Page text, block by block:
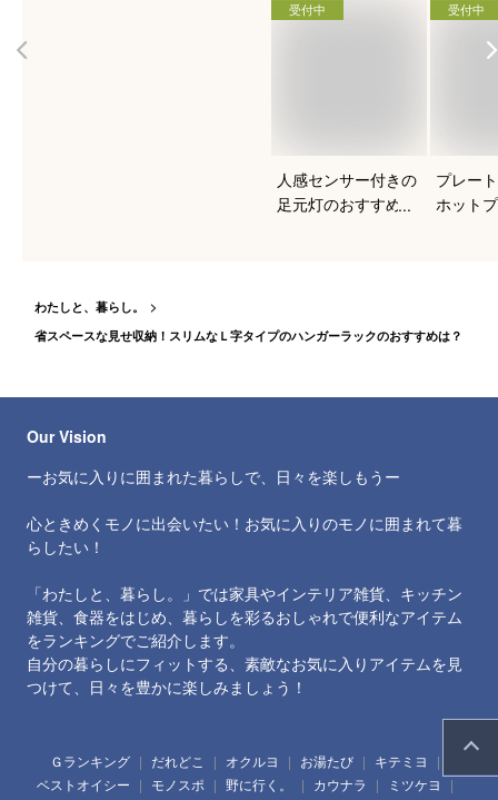
受付中
人感センサー付きの
足元灯のおすすめを
受付中
プレー
ホット
わたしと、暮らし。
省スペースな見せ収納！スリムなＬ字タイプのハンガーラックのおすすめは？
Our Vision
ーお気に入りに囲まれた暮らしで、日々を楽しもうー
心ときめくモノに出会いたい！お気に入りのモノに囲まれて暮
らしたい！
「わたしと、暮らし。」では家具やインテリア雑貨、キッチン
雑貨、食器をはじめ、暮らしを彩るおしゃれで便利なアイテム
をランキングでご紹介します。
自分の暮らしにフィットする、素敵なお気に入りアイテムを見
つけて、日々を豊かに楽しみましょう！
Ｇランキング だれどこ オクルヨ お湯たび
キテミヨ
ベストオイシー
モノスポ 野に行く。 カウナラ
ミツケヨ